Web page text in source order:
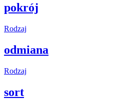
pokrój
Rodzaj
odmiana
Rodzaj
sort